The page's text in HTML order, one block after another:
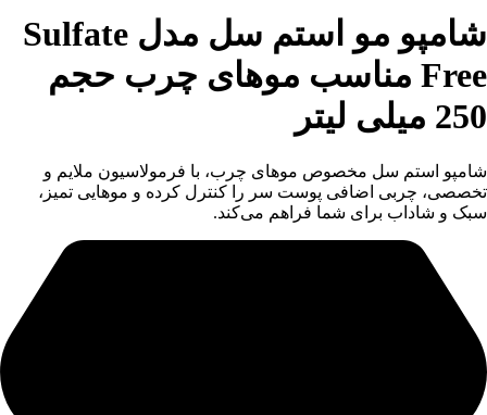
شامپو مو استم سل مدل Sulfate
Free مناسب موهای چرب حجم
250 ميلی ليتر
شامپو استم سل مخصوص موهای چرب، با فرمولاسیون ملایم و
تخصصی، چربی اضافی پوست سر را کنترل کرده و موهایی تمیز،
سبک و شاداب برای شما فراهم می‌کند.